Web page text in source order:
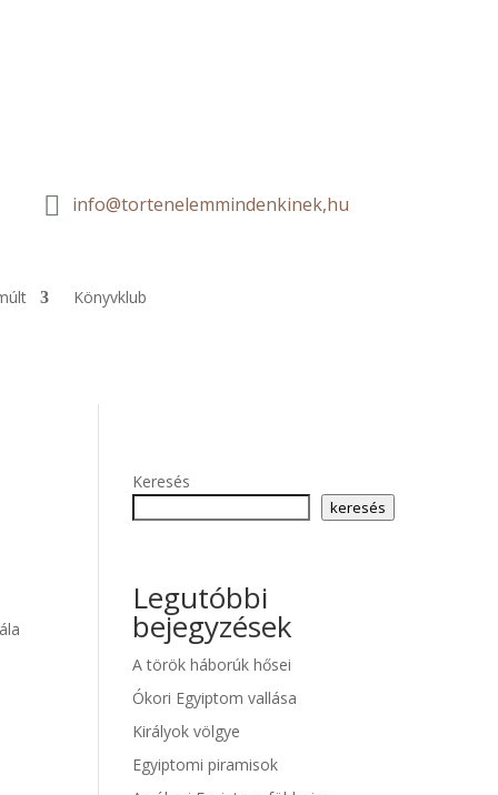
 info@tortenelemmindenkinek,hu
Könyvklub
Keresés
keresés
Legutóbbi
bejegyzések
A török háborúk hősei
Ókori Egyiptom vallása
Királyok völgye
Egyiptomi piramisok